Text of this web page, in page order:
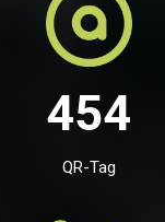
454
QR-Tag